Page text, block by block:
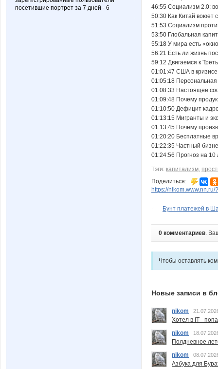
посетившие портрет за 7 дней - 6
46:55​ Социализм 2.0:
50:30​ Как Китай воюет
51:53​ Социализм
53:50​ Глобальная
55:18​ У мира есть
56:21​ Есть ли жизнь
59:12​ Двигаемся к
01:01:47​ США в
01:05:18​ Персональная
01:08:33​ Настоящее
01:09:48​ Почему
01:10:50​ Дефицит
01:13:15​ Мигранты и
01:13:45​ Почему
01:20:20​ Бесплатные
01:22:35​ Частный
01:24:56​ Прогноз на 10
Тэги: капитализм,
Поделиться:
https://nikom.www.nn.ru/
Бунт платежей в
0 комментариев.
Чтобы оставлять
Новые записи в
nikom
Хотел в IT -
nikom
Полдневное
nikom
Азбука для